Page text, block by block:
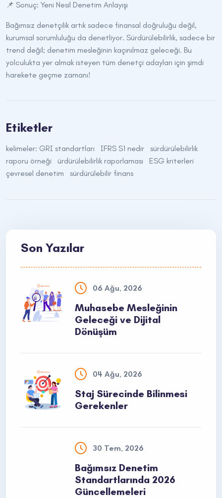
📌 Sonuç: Yeni Nesil Denetim Anlayışı
Bağımsız denetçilik artık sadece finansal doğruluğu değil,
kurumsal sorumluluğu da denetliyor. Sürdürülebilirlik, sadece bir
trend değil; denetim mesleğinin kaçınılmaz geleceği. Bu
yolculukta yer almak isteyen tüm denetçi adayları için şimdi
harekete geçme zamanı!
Etiketler
kelimeler: GRI standartları IFRS S1 nedir
sürdürülebilirlik
raporu örneği
ürdürülebilirlik raporlaması
ESG kriterleri
çevresel denetim
sürdürülebilir finans
Son Yazılar
06 Ağu, 2026
Muhasebe Mesleğinin
Geleceği ve Dijital
Dönüşüm
04 Ağu, 2026
Staj Sürecinde Bilinmesi
Gerekenler
30 Tem, 2026
Bağımsız Denetim
Standartlarında 2026
Güncellemeleri